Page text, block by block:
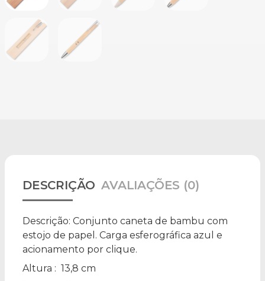
DESCRIÇÃO AVALIAÇÕES (0)
Descrição: Conjunto caneta de bambu com
estojo de papel. Carga esferográfica azul e
acionamento por clique.
Altura : 13,8 cm